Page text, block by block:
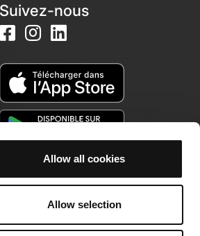
Allow all cookies
Allow selection
Suivez-nous